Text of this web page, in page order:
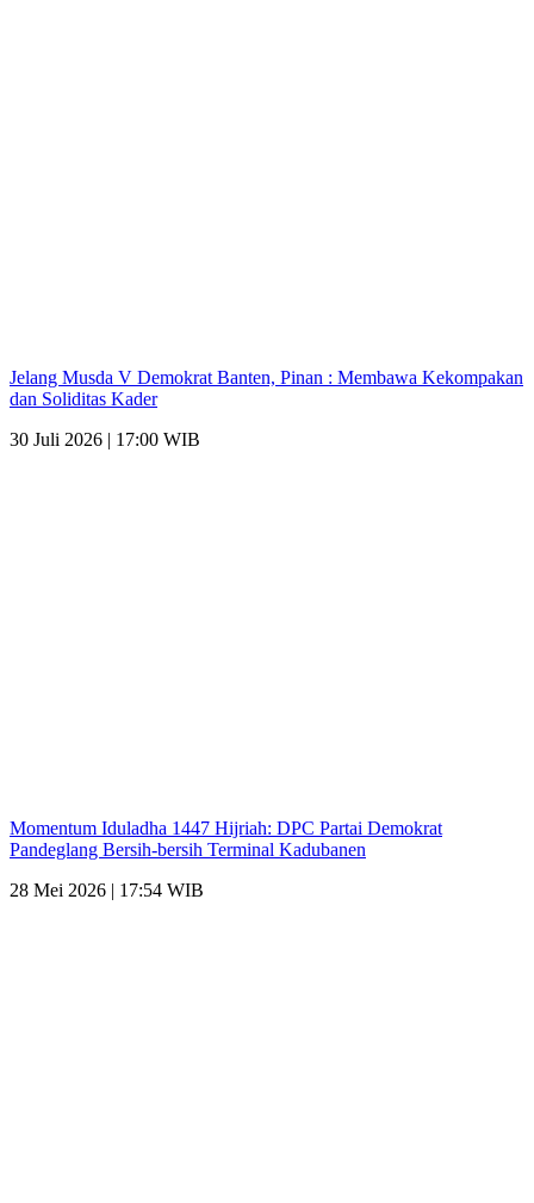
Jelang Musda V Demokrat Banten, Pinan : Membawa Kekompakan
dan Soliditas Kader
30 Juli 2026 | 17:00 WIB
Momentum Iduladha 1447 Hijriah: DPC Partai Demokrat
Pandeglang Bersih-bersih Terminal Kadubanen
28 Mei 2026 | 17:54 WIB